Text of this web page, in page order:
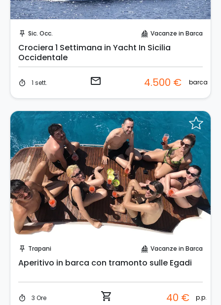
push_pin Sic. Occ. sailing Vacanze in Barca
Crociera 1 Settimana in Yacht In Sicilia
Occidentale
timer 1 sett. email 4.500 € barca
push_pin Trapani sailing Vacanze in Barca
Aperitivo in barca con tramonto sulle Egadi
timer 3 Ore shopping_cart 40 € p.p.